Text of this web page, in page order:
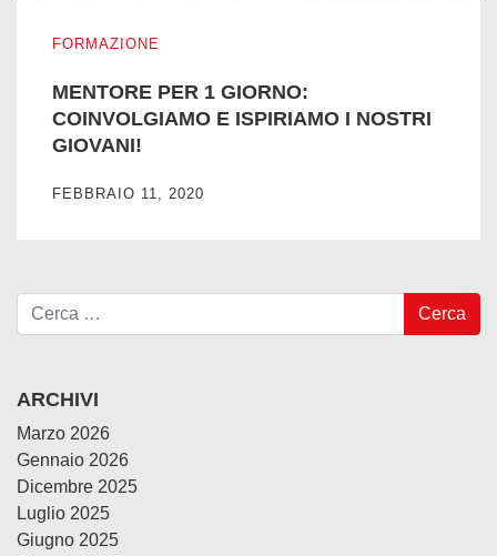
FORMAZIONE
MENTORE PER 1 GIORNO:
COINVOLGIAMO E ISPIRIAMO I NOSTRI
GIOVANI!
FEBBRAIO 11, 2020
Ricerca per:
ARCHIVI
Marzo 2026
Gennaio 2026
Dicembre 2025
Luglio 2025
Giugno 2025